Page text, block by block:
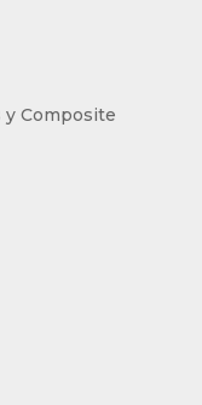
productos
y Composite